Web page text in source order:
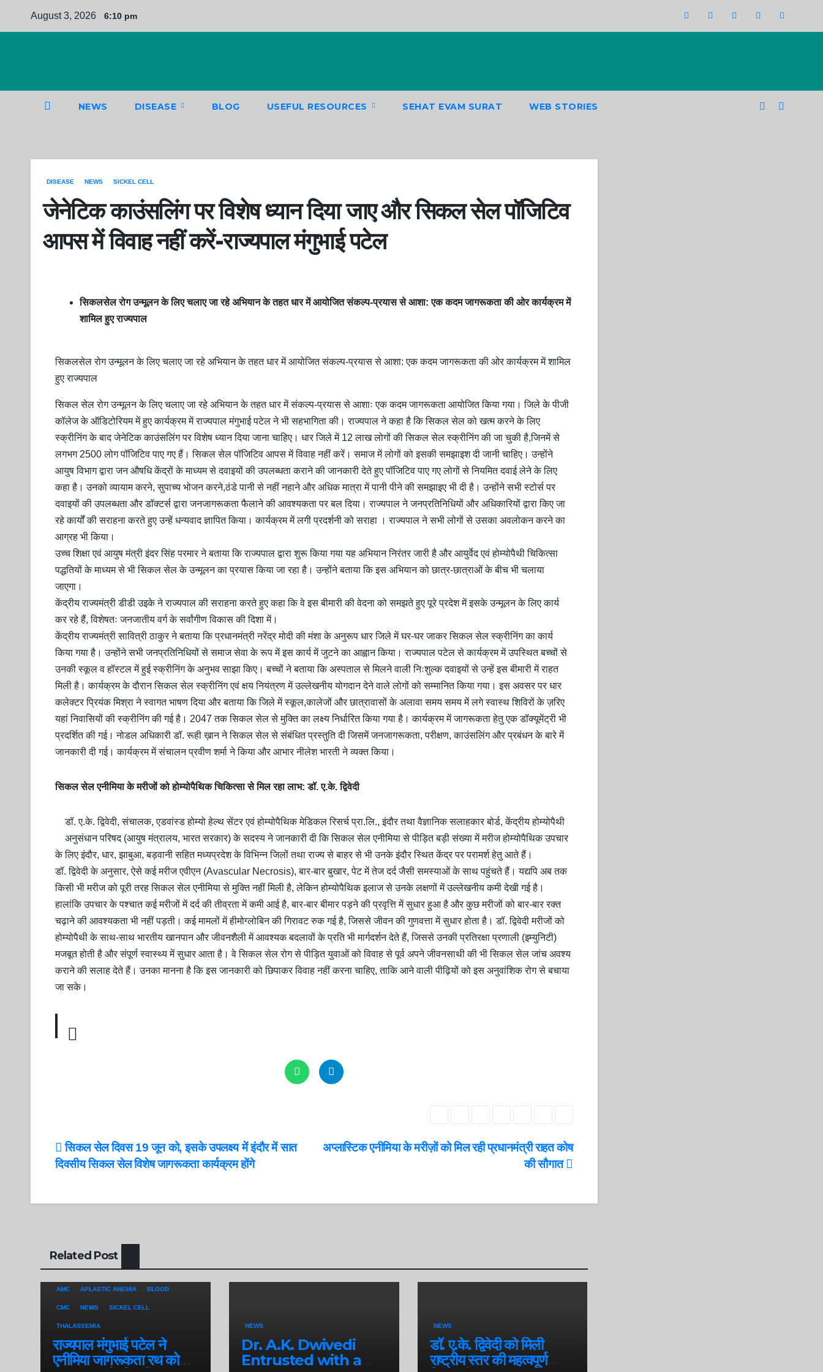
August 3, 2026 6:10 pm
NEWS DISEASE BLOG USEFUL RESOURCES SEHAT EVAM SURAT WEB STORIES
DISEASE NEWS SICKEL CELL
जेनेटिक काउंसलिंग पर विशेष ध्यान दिया जाए और सिकल सेल पॉजिटिव
आपस में विवाह नहीं करें-राज्यपाल मंगुभाई पटेल
सिकलसेल रोग उन्मूलन के लिए चलाए जा रहे अभियान के तहत धार में आयोजित संकल्प-प्रयास से आशा: एक कदम जागरूकता की ओर कार्यक्रम में
शामिल हुए राज्यपाल
सिकलसेल रोग उन्मूलन के लिए चलाए जा रहे अभियान के तहत धार में आयोजित संकल्प-प्रयास से आशा: एक कदम जागरूकता की ओर कार्यक्रम में शामिल
हुए राज्यपाल
सिकल सेल रोग उन्मूलन के लिए चलाए जा रहे अभियान के तहत धार में संकल्प-प्रयास से आशाः एक कदम जागरूकता आयोजित किया गया। जिले के पीजी
कॉलेज के ऑडिटोरियम में हुए कार्यक्रम में राज्यपाल मंगुभाई पटेल ने भी सहभागिता की। राज्यपाल ने कहा है कि सिकल सेल को खत्म करने के लिए
स्क्रीनिंग के बाद जेनेटिक काउंसलिंग पर विशेष ध्यान दिया जाना चाहिए। धार जिले में 12 लाख लोगों की सिकल सेल स्क्रीनिंग की जा चुकी है,जिनमें से
लगभग 2500 लोग पॉजिटिव पाए गए हैं। सिकल सेल पॉजिटिव आपस में विवाह नहीं करें। समाज में लोगों को इसकी समझाइश दी जानी चाहिए। उन्होंने
आयुष विभाग द्वारा जन औषधि केंद्रों के माध्यम से दवाइयों की उपलब्धता कराने की जानकारी देते हुए पॉजिटिव पाए गए लोगों से नियमित दवाई लेने के लिए
कहा है। उनको व्यायाम करने, सुपाच्य भोजन करने,ठंडे पानी से नहीं नहाने और अधिक मात्रा में पानी पीने की समझाइए भी दी है। उन्होंने सभी स्टोर्स पर
दवाइयों की उपलब्धता और डॉक्टर्स द्वारा जनजागरूकता फैलाने की आवश्यकता पर बल दिया। राज्यपाल ने जनप्रतिनिधियों और अधिकारियों द्वारा किए जा
रहे कार्यों की सराहना करते हुए उन्हें धन्यवाद ज्ञापित किया। कार्यक्रम में लगी प्रदर्शनी को सराहा । राज्यपाल ने सभी लोगों से उसका अवलोकन करने का
आग्रह भी किया।
उच्च शिक्षा एवं आयुष मंत्री इंदर सिंह परमार ने बताया कि राज्यपाल द्वारा शुरू किया गया यह अभियान निरंतर जारी है और आयुर्वेद एवं होम्योपैथी चिकित्सा
पद्धतियों के माध्यम से भी सिकल सेल के उन्मूलन का प्रयास किया जा रहा है। उन्होंने बताया कि इस अभियान को छात्र-छात्राओं के बीच भी चलाया
जाएगा।
केंद्रीय राज्यमंत्री डीडी उइके ने राज्यपाल की सराहना करते हुए कहा कि वे इस बीमारी की वेदना को समझते हुए पूरे प्रदेश में इसके उन्मूलन के लिए कार्य
कर रहे हैं, विशेषतः जनजातीय वर्ग के सर्वांगीण विकास की दिशा में।
केंद्रीय राज्यमंत्री सावित्री ठाकुर ने बताया कि प्रधानमंत्री नरेंद्र मोदी की मंशा के अनुरूप धार जिले में घर-घर जाकर सिकल सेल स्क्रीनिंग का कार्य
किया गया है। उन्होंने सभी जनप्रतिनिधियों से समाज सेवा के रूप में इस कार्य में जुटने का आह्वान किया। राज्यपाल पटेल से कार्यक्रम में उपस्थित बच्चों से
उनकी स्कूल व हॉस्टल में हुई स्क्रीनिंग के अनुभव साझा किए। बच्चों ने बताया कि अस्पताल से मिलने वाली निःशुल्क दवाइयों से उन्हें इस बीमारी में राहत
मिली है। कार्यक्रम के दौरान सिकल सेल स्क्रीनिंग एवं क्षय नियंत्रण में उल्लेखनीय योगदान देने वाले लोगों को सम्मानित किया गया। इस अवसर पर धार
कलेक्टर प्रियंक मिश्रा ने स्वागत भाषण दिया और बताया कि जिले में स्कूल,कालेजों और छात्रावासों के अलावा समय समय में लगे स्वास्थ शिविरों के ज़रिए
यहां निवासियों की स्क्रीनिंग की गई है। 2047 तक सिकल सेल से मुक्ति का लक्ष्य निर्धारित किया गया है। कार्यक्रम में जागरूकता हेतु एक डॉक्यूमेंट्री भी
प्रदर्शित की गई। नोडल अधिकारी डॉ. रूही ख़ान ने सिकल सेल से संबंधित प्रस्तुति दी जिसमें जनजागरूकता, परीक्षण, काउंसलिंग और प्रबंधन के बारे में
जानकारी दी गई। कार्यक्रम में संचालन प्रवीण शर्मा ने किया और आभार नीलेश भारती ने व्यक्त किया।
सिकल सेल एनीमिया के मरीजों को होम्योपैथिक चिकित्सा से मिल रहा लाभ: डॉ. ए.के. द्विवेदी
डॉ. ए.के. द्विवेदी, संचालक, एडवांस्ड होम्यो हेल्थ सेंटर एवं होम्योपैथिक मेडिकल रिसर्च प्रा.लि., इंदौर तथा वैज्ञानिक सलाहकार बोर्ड, केंद्रीय होम्योपैथी
अनुसंधान परिषद (आयुष मंत्रालय, भारत सरकार) के सदस्य ने जानकारी दी कि सिकल सेल एनीमिया से पीड़ित बड़ी संख्या में मरीज होम्योपैथिक उपचार
के लिए इंदौर, धार, झाबुआ, बड़वानी सहित मध्यप्रदेश के विभिन्न जिलों तथा राज्य से बाहर से भी उनके इंदौर स्थित केंद्र पर परामर्श हेतु आते हैं।
डॉ. द्विवेदी के अनुसार, ऐसे कई मरीज एवीएन (Avascular Necrosis), बार-बार बुखार, पेट में तेज दर्द जैसी समस्याओं के साथ पहुंचते हैं। यद्यपि अब तक
किसी भी मरीज को पूरी तरह सिकल सेल एनीमिया से मुक्ति नहीं मिली है, लेकिन होम्योपैथिक इलाज से उनके लक्षणों में उल्लेखनीय कमी देखी गई है।
हालांकि उपचार के पश्चात कई मरीजों में दर्द की तीव्रता में कमी आई है, बार-बार बीमार पड़ने की प्रवृत्ति में सुधार हुआ है और कुछ मरीजों को बार-बार रक्त
चढ़ाने की आवश्यकता भी नहीं पड़ती। कई मामलों में हीमोग्लोबिन की गिरावट रुक गई है, जिससे जीवन की गुणवत्ता में सुधार होता है। डॉ. द्विवेदी मरीजों को
होम्योपैथी के साथ-साथ भारतीय खानपान और जीवनशैली में आवश्यक बदलावों के प्रति भी मार्गदर्शन देते हैं, जिससे उनकी प्रतिरक्षा प्रणाली (इम्युनिटी)
मजबूत होती है और संपूर्ण स्वास्थ्य में सुधार आता है। वे सिकल सेल रोग से पीड़ित युवाओं को विवाह से पूर्व अपने जीवनसाथी की भी सिकल सेल जांच अवश्य
कराने की सलाह देते हैं। उनका मानना है कि इस जानकारी को छिपाकर विवाह नहीं करना चाहिए, ताकि आने वाली पीढ़ियों को इस अनुवांशिक रोग से बचाया
जा सके।
Post
अप्लास्टिक एनीमिया के मरीज़ों को मिल रही प्रधानमंत्री राहत कोष
की सौगात
सिकल सेल दिवस 19 जून को, इसके उपलक्ष्य में इंदौर में सात
दिवसीय सिकल सेल विशेष जागरूकता कार्यक्रम होंगे
Related Post
AMC APLASTIC ANEMIA BLOOD
CMC NEWS SICKEL CELL
THALASSEMIA
राज्यपाल मंगुभाई पटेल ने
एनीमिया जागरूकता रथ को
NEWS
Dr. A.K. Dwivedi
Entrusted with a
NEWS
डॉ. ए.के. द्विवेदी को मिली
राष्ट्रीय स्तर की महत्वपूर्ण